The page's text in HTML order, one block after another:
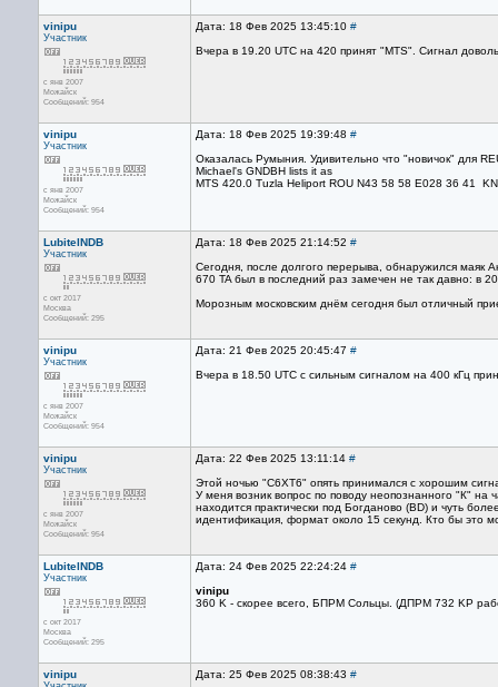
vinipu
Участник
с янв 2007
Можайск
Сообщений: 954
Дата: 18 Фев 2025 13:45:10 #
Вчера в 19.20 UTC на 420 принят "MTS". Сигнал
vinipu
Участник
с янв 2007
Можайск
Сообщений: 954
Дата: 18 Фев 2025 19:39:48 #
Оказалась Румыния. Удивительно что "новичок" для
Michael's GNDBH lists it as
MTS 420.0 Tuzla Heliport ROU N43 58 58 E028 36 41
LubitelNDB
Участник
с окт 2017
Москва
Сообщений: 295
Дата: 18 Фев 2025 21:14:52 #
Сегодня, после долгого перерыва, обнаружился маяк
670 TA был в последний раз замечен не так давно: в
Морозным московским днём сегодня был отличный
vinipu
Участник
с янв 2007
Можайск
Сообщений: 954
Дата: 21 Фев 2025 20:45:47 #
Вчера в 18.50 UTC с сильным сигналом на 400 кГц
vinipu
Участник
с янв 2007
Можайск
Сообщений: 954
Дата: 22 Фев 2025 13:11:14 #
Этой ночью "C6XT6" опять принимался с хорошим
У меня возник вопрос по поводу неопознанного "К"
находится практически под Богданово (BD) и чуть
идентификация, формат около 15 секунд. Кто бы это
LubitelNDB
Участник
с окт 2017
Москва
Сообщений: 295
Дата: 24 Фев 2025 22:24:24 #
vinipu
360 K - скорее всего, БПРМ Сольцы. (ДПРМ 732 KP
vinipu Дата: 25 Фев 2025 08:38:43 #